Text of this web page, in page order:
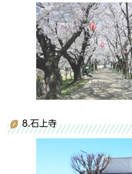
8.石上寺